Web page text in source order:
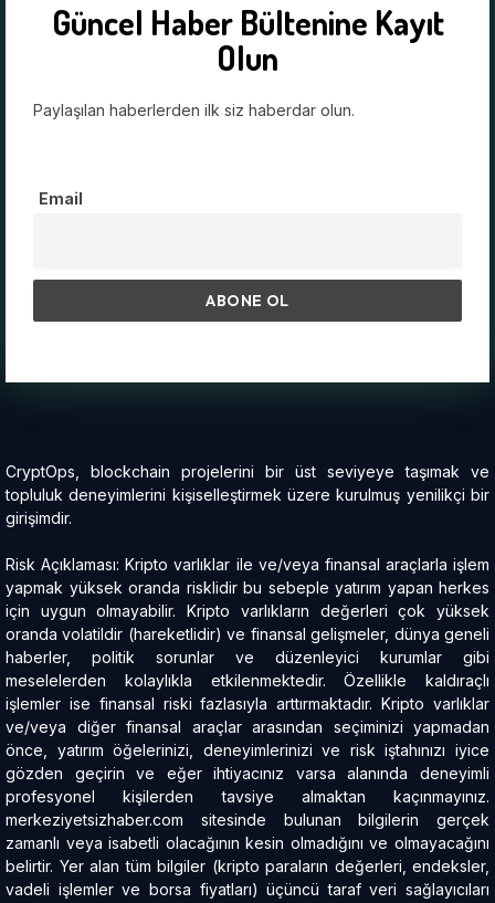
Güncel Haber Bültenine Kayıt
Olun
Paylaşılan haberlerden ilk siz haberdar olun.
Email
CryptOps, blockchain projelerini bir üst seviyeye taşımak ve
topluluk deneyimlerini kişiselleştirmek üzere kurulmuş yenilikçi bir
girişimdir.
Risk Açıklaması: Kripto varlıklar ile ve/veya finansal araçlarla işlem
yapmak yüksek oranda risklidir bu sebeple yatırım yapan herkes
için uygun olmayabilir. Kripto varlıkların değerleri çok yüksek
oranda volatildir (hareketlidir) ve finansal gelişmeler, dünya geneli
haberler, politik sorunlar ve düzenleyici kurumlar gibi
meselelerden kolaylıkla etkilenmektedir. Özellikle kaldıraçlı
işlemler ise finansal riski fazlasıyla arttırmaktadır. Kripto varlıklar
ve/veya diğer finansal araçlar arasından seçiminizi yapmadan
önce, yatırım öğelerinizi, deneyimlerinizi ve risk iştahınızı iyice
gözden geçirin ve eğer ihtiyacınız varsa alanında deneyimli
profesyonel kişilerden tavsiye almaktan kaçınmayınız.
merkeziyetsizhaber.com sitesinde bulunan bilgilerin gerçek
zamanlı veya isabetli olacağının kesin olmadığını ve olmayacağını
belirtir. Yer alan tüm bilgiler (kripto paraların değerleri, endeksler,
vadeli işlemler ve borsa fiyatları) üçüncü taraf veri sağlayıcıları